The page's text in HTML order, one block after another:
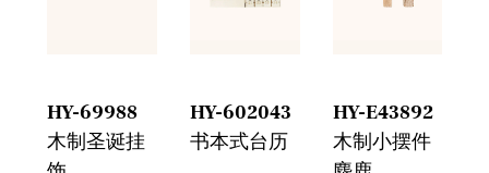
HY-69988
木制圣诞挂
HY-602043
书本式台历
HY-E43892
木制小摆件